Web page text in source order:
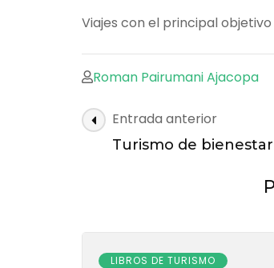
Viajes con el principal
Roman Pairumani Ajacopa
Navegación
de
Entrada anterior
Turismo de bienestar
LIBROS DE TURISMO